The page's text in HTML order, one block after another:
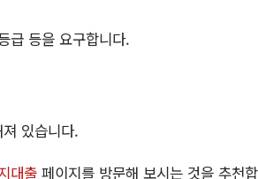
급 등을 요구합니다.
있습니다.
대출 페이지를 방문해 보시는 것을 추천